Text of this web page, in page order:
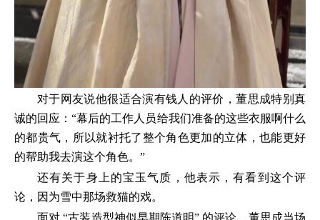
对于网友说他很适合演有钱人的评价，董思成特别真
诚的回应：“幕后的工作人员给我们准备的这些衣服啊什么
的都贵气，所以就衬托了整个角色更加的立体，也能更好
的帮助我去演这个角色。”
还有关于身上的宝玉气质，他表示，有看到这个评
论，因为雪中那场救猫的戏。